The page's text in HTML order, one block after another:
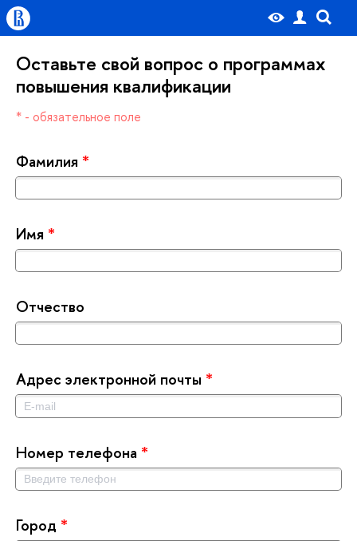
Оставьте свой вопрос о программах
повышения квалификации
* - обязательное поле
Фамилия *
Имя *
Отчество
Адрес электронной почты *
Номер телефона *
Город *